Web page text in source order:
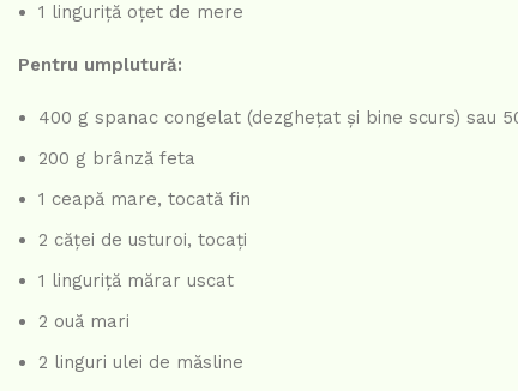
1 linguriță oțet de mere
Pentru umplutură:
400 g spanac congelat (dezghețat și bine scurs) sau
200 g brânză feta
1 ceapă mare, tocată fin
2 căței de usturoi, tocați
1 linguriță mărar uscat
2 ouă mari
2 linguri ulei de măsline